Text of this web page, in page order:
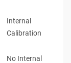
Internal
Calibration
No Internal